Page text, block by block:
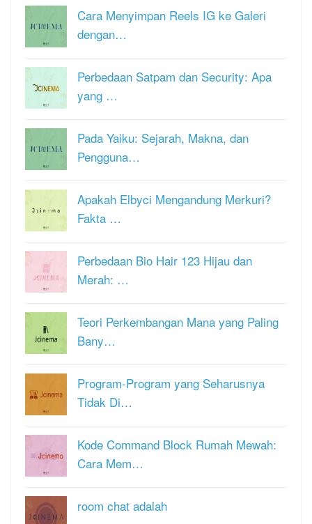
Cara Menyimpan Reels IG ke Galeri
dengan…
Perbedaan Satpam dan Security: Apa
yang …
Pada Yaiku: Sejarah, Makna, dan
Pengguna…
Apakah Elbyci Mengandung Merkuri?
Fakta …
Perbedaan Bio Hair 123 Hijau dan
Merah: …
Teori Perkembangan Mana yang Paling
Bany…
Program-Program yang Seharusnya
Tidak Di…
Kode Command Block Rumah Mewah:
Cara Mem…
room chat adalah